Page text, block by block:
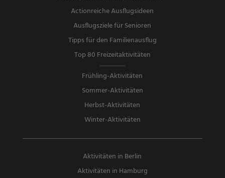
Actionreiche Ausflugsideen
Ausflugsziele für Senioren
Tipps für den Familienausflug
Top 80 Freizeitaktivitäten
Frühling-Aktivitäten
Sommer-Aktivitäten
Herbst-Aktivitäten
Winter-Aktivitäten
Aktivitäten in Berlin
Aktivitäten in Hamburg